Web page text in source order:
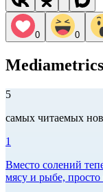
0 0
Mediametrics
5
самых читаемых
1
Вместо солений
мясу и рыбе,